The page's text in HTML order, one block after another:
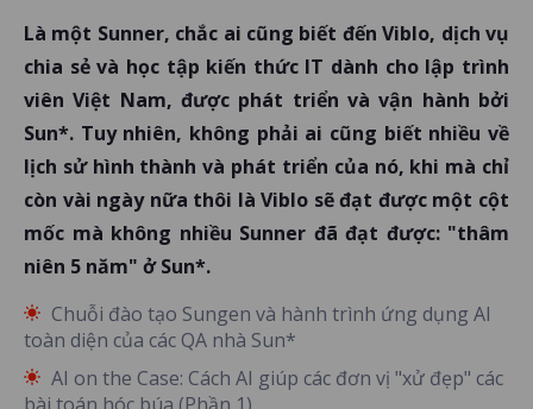
Là một Sunner, chắc ai cũng biết đến Viblo, dịch vụ
chia sẻ và học tập kiến thức IT dành cho lập trình
viên Việt Nam, được phát triển và vận hành bởi
Sun*. Tuy nhiên, không phải ai cũng biết nhiều về
lịch sử hình thành và phát triển của nó, khi mà chỉ
còn vài ngày nữa thôi là Viblo sẽ đạt được một cột
mốc mà không nhiều Sunner đã đạt được: "thâm
niên 5 năm" ở Sun*.
Chuỗi đào tạo Sungen và hành trình ứng dụng AI
toàn diện của các QA nhà Sun*
AI on the Case: Cách AI giúp các đơn vị "xử đẹp" các